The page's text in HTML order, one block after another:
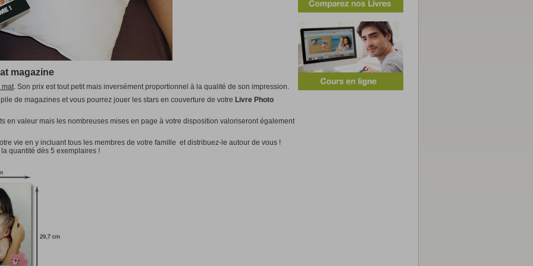
(Regular)
BEST-SELLER!
Coffrets de Luxepour Livres Photo
àpd 7,95 €
Carte Postale Standard
10,5x14,8cm
Carte de Voeux
Standard
Format fermé 10,8x16,5cm
Panoramique
Format fermé 10,5x21cm
Coffret Bière
Autres
Jouets
Puzzles
magazine
mat. Son prix est tout petit mais inversément proportionnel à la qualité de son impression.
de magazines et vous pourrez jouer les stars en couverture de votre Livre Photo
en valeur mais les nombreuses mises en page à votre disposition valoriseront également
vie en y incluant tous les membres de votre famille et distribuez-le autour de vous !
quantité dès 5 exemplaires !